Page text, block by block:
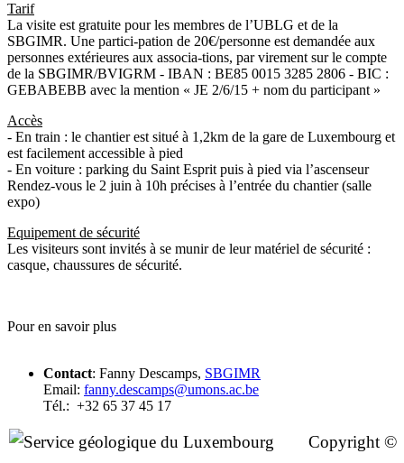
Tarif
La visite est gratuite pour les membres de l’UBLG et de la
SBGIMR. Une partici-pation de 20€/personne est demandée aux
personnes extérieures aux associa-tions, par virement sur le compte
de la SBGIMR/BVIGRM - IBAN : BE85 0015 3285 2806 - BIC :
GEBABEBB avec la mention « JE 2/6/15 + nom du participant »
Accès
- En train : le chantier est situé à 1,2km de la gare de Luxembourg et
est facilement accessible à pied
- En voiture : parking du Saint Esprit puis à pied via l’ascenseur
Rendez-vous le 2 juin à 10h précises à l’entrée du chantier (salle
expo)
Equipement de sécurité
Les visiteurs sont invités à se munir de leur matériel de sécurité :
casque, chaussures de sécurité.
Pour en savoir plus
Contact: Fanny Descamps, SBGIMR
Email: fanny.descamps@umons.ac.be
Tél.: +32 65 37 45 17
Copyright ©